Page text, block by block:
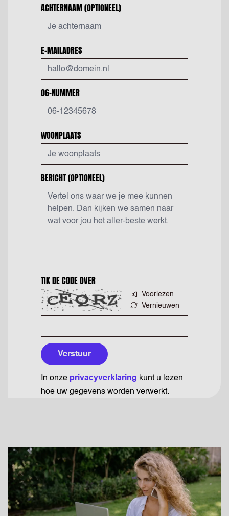
ACHTERNAAM(OPTIONEEL)
E-MAILADRES
06-NUMMER
WOONPLAATS
BERICHT(OPTIONEEL)
TIK DE CODE OVER
Voorlezen
Vernieuwen
Verstuur
In onze privacyverklaring kunt u lezen
hoe uw gegevens worden verwerkt.